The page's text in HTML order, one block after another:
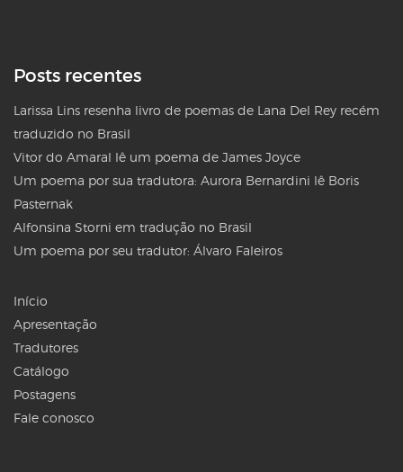
Posts recentes
Larissa Lins resenha livro de poemas de Lana Del Rey recém
traduzido no Brasil
Vitor do Amaral lê um poema de James Joyce
Um poema por sua tradutora: Aurora Bernardini lê Boris
Pasternak
Alfonsina Storni em tradução no Brasil
Um poema por seu tradutor: Álvaro Faleiros
Início
Apresentação
Tradutores
Catálogo
Postagens
Fale conosco